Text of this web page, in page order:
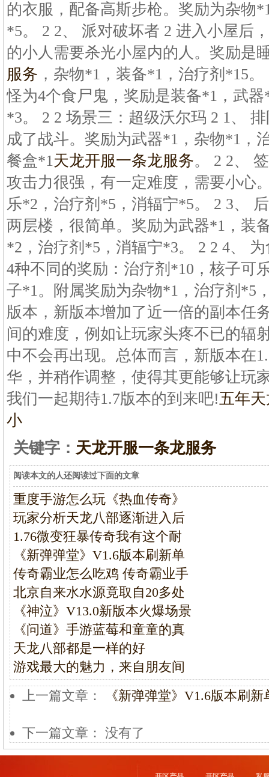
的衣服，配备高斯步枪。奖励为杂物
*5。 2 2、 派对破坏者 2 进入小屋后
的小人需要杀光小屋内的人。奖励是
服务 ，杂物*1，装备*1，治疗剂*15
怪为4个食尸鬼，奖励是装备*1，武
*3。 2 2 场景三：超级沃尔玛 2 1、
成了战斗。奖励为武器*1，杂物*1，
餐盒*1天龙开服一条龙服务。 2 2、
攻击力很强，有一定难度，需要小心
乐*2，治疗剂*5，消辐宁*5。 2 3、
两层楼，很简单。奖励为武器*1，装
*2，治疗剂*5，消辐宁*3。 2 2 4、
4种不同的奖励：治疗剂*10，核子可
子*1。附属奖励为杂物*1，治疗剂*5
版本，新版本增加了近一倍的副本任
间的难度，例如让玩家头疼不已的辐
中不会再出现。总体而言，新版本在
华，并稍作调整，使得其更能够让玩
我们一起期待1.7版本的到来吧!五年
小
关键字： 天龙开服一条龙服务
阅读本文的人还阅读过下面的文章
重度手游怎么玩《热血传奇》
玩家分析天龙八部逐渐进入后
1.76微变狂暴传奇我有这个耐
《新弹弹堂》V1.6版本刷新单
传奇霸业怎么吃鸡 传奇霸业手
北京自来水水源竟取自20多处
《神泣》V13.0新版本火爆场景
《问道》手游蓝莓和童童的真
天龙八部都是一样的好
游戏最大的魅力，来自朋友间
上一篇文章：
《新弹弹堂》V1.6版本刷
下一篇文章： 没有了